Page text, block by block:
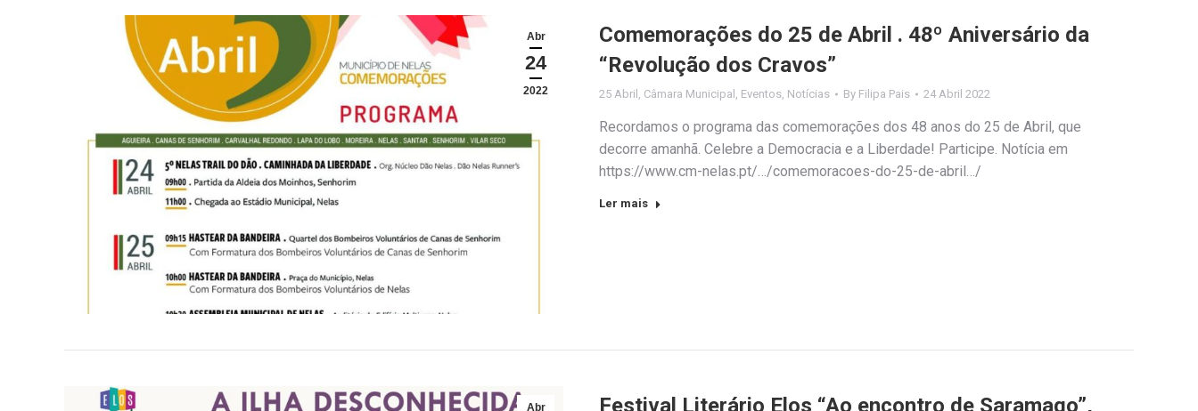
Abr
24
2022
Comemorações do 25 de Abril . 48º Aniversário da
“Revolução dos Cravos”
25 Abril , Câmara Municipal , Eventos, Notícias By Filipa Pais 24 Abril 2022
Recordamos o programa das comemorações dos 48 anos do 25 de Abril, que
decorre amanhã. Celebre a Democracia e a Liberdade! Participe. Notícia em
https://www.cm-nelas.pt/…/comemoracoes-do-25-de-abril…/
Ler mais
Abr
Festival Literário Elos “Ao encontro de Saramago”,